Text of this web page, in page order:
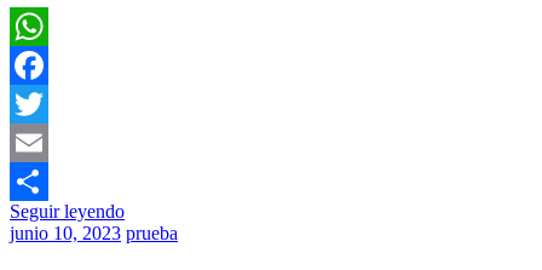
WhatsApp
Facebook
Twitter
Email
Compartir
Seguir leyendo
junio 10, 2023 prueba